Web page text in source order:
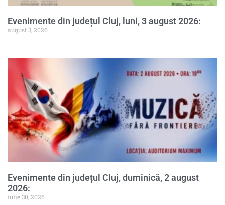
Evenimente din județul Cluj, luni, 3 august 2026:
august 3, 2026
Evenimente din județul Cluj, duminică, 2 august
2026:
iulie 30, 2026